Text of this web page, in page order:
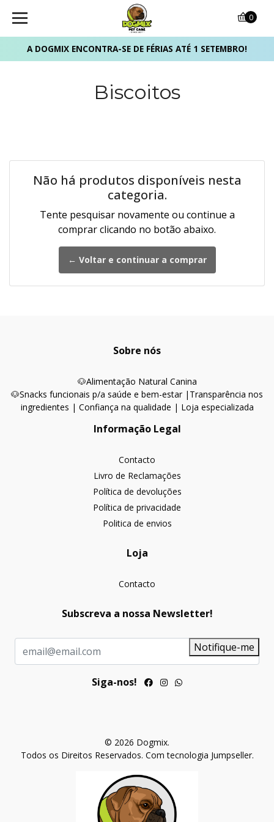
A DOGMIX ENCONTRA-SE DE FÉRIAS ATÉ 1 SETEMBRO!
0
Biscoitos
Não há produtos disponíveis nesta
categoria.
Tente pesquisar novamente ou continue a
comprar clicando no botão abaixo.
← Voltar e continuar a comprar
Sobre nós
🐶Alimentação Natural Canina
🐶Snacks funcionais p/a saúde e bem-estar | Transparência nos
ingredientes | Confiança na qualidade | Loja especializada
Informação Legal
Contacto
Livro de Reclamações
Política de devoluções
Política de privacidade
Politica de envios
Loja
Contacto
Subscreva a nossa Newsletter!
Notifique-me
Siga-nos!
© 2026 Dogmix.
Todos os Direitos Reservados. Com tecnologia Jumpseller.